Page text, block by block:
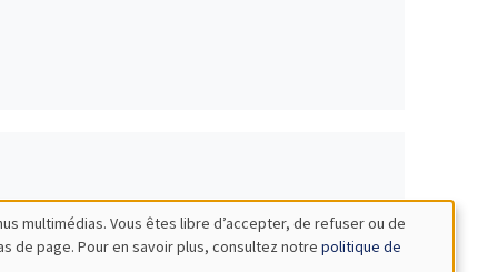
multimédias. Vous êtes libre d’accepter, de refuser ou de
de page. Pour en savoir plus, consultez notre politique de